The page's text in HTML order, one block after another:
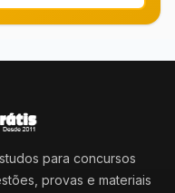
para concursos
provas e materiais